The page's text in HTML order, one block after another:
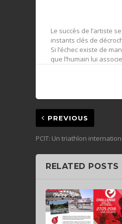
Le succès de l’artiste
instants clés de
Si l’échec existe de
que l’humain lui
PREVIOUS
PCIT: Un triathlon
RELATED POSTS